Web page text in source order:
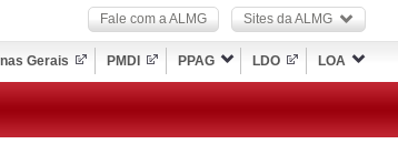
Fale com a ALMG Sites da ALMG
Gerais PMDI PPAG LDO LOA